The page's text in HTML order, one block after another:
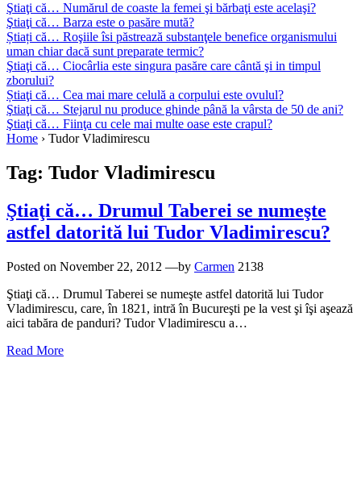
Ştiaţi că… Numărul de coaste la femei şi bărbaţi este acelaşi?
Ştiaţi că… Barza este o pasăre mută?
Știați că… Roşiile îsi păstrează substanţele benefice organismului
uman chiar dacă sunt preparate termic?
Ştiaţi că… Ciocârlia este singura pasăre care cântă şi in timpul
zborului?
Știaţi că… Cea mai mare celulă a corpului este ovulul?
Ştiaţi că… Stejarul nu produce ghinde până la vârsta de 50 de ani?
Ştiaţi că… Fiinţa cu cele mai multe oase este crapul?
Home › Tudor Vladimirescu
Tag: Tudor Vladimirescu
Ştiaţi că… Drumul Taberei se numeşte
astfel datorită lui Tudor Vladimirescu?
Posted on November 22, 2012 —by Carmen 2138
Ştiaţi că… Drumul Taberei se numeşte astfel datorită lui Tudor
Vladimirescu, care, în 1821, intră în Bucureşti pe la vest şi îşi aşează
aici tabăra de panduri? Tudor Vladimirescu a…
Read More